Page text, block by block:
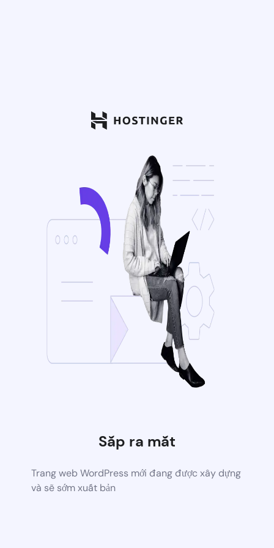
Sắp ra mắt
Trang web WordPress mới đang được xây dựng
và sẽ sớm xuất bản